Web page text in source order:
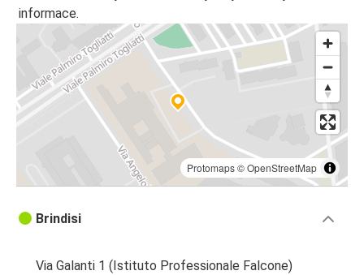
informace.
Protomaps©OpenStreetMap
Brindisi
Via Galanti 1 (Istituto Professionale Falcone)